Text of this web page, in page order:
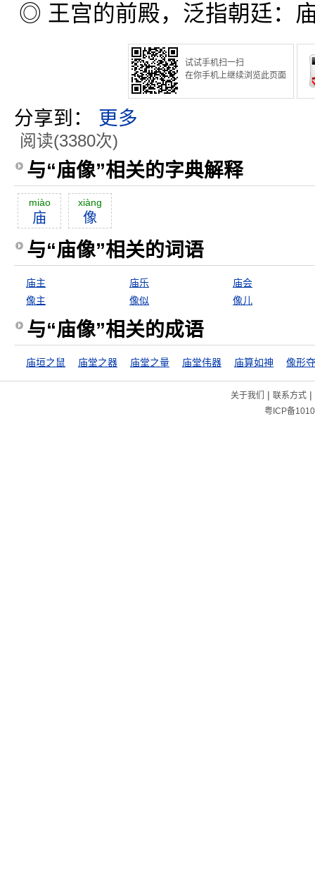
◎ 王宫的前殿，泛指朝廷：
试试手机扫一扫
在你手机上继续浏览此页面
分享到： 更多
阅读(3380次)
与“庙像”相关的字典解释
miào
庙
xiàng
像
与“庙像”相关的词语
庙主 庙乐
庙会
像主
像似 像儿
与“庙像”相关的成语
庙垣之鼠 庙堂之器 庙堂之量 庙堂伟器 庙算如神 像形
关于我们 | 联系方式|
粤ICP备